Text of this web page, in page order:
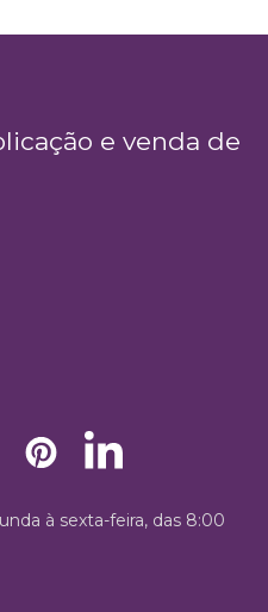
e venda de
à sexta-feira, das 8:00